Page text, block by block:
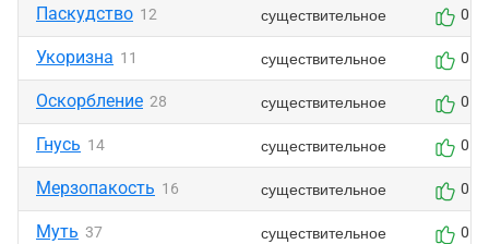
Паскудство 12 существительное 0
Укоризна 11 существительное 0
Оскорбление 28 существительное 0
Гнусь 14 существительное 0
Мерзопакость 16 существительное 0
Муть 37 существительное 0